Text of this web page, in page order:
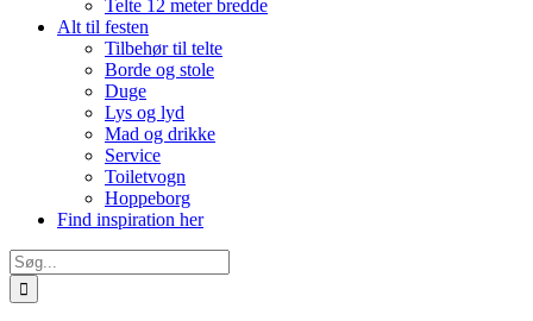
Telte 12 meter bredde
Alt til festen
Tilbehør til telte
Borde og stole
Duge
Lys og lyd
Mad og drikke
Service
Toiletvogn
Hoppeborg
Find inspiration her
Søg
efter: